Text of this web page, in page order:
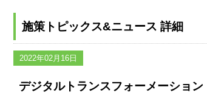
施策トピックス&ニュース 詳細
2022年02月16日
デジタルトランスフォーメーショ